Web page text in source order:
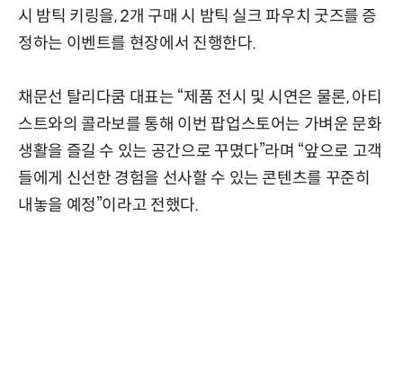
시 밤틱 키링을, 2개 구매 시 밤틱 실크 파우치 굿즈를 증
정하는 이벤트를 현장에서 진행한다.
채문선 탈리다쿰 대표는 “제품 전시 및 시연은 물론, 아티
스트와의 콜라보를 통해 이번 팝업스토어는 가벼운 문화
생활을 즐길 수 있는 공간으로 꾸몄다”라며 “앞으로 고객
들에게 신선한 경험을 선사할 수 있는 콘텐츠를 꾸준히
내놓을 예정”이라고 전했다.